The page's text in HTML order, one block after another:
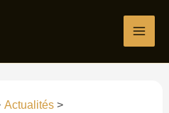
Actualités